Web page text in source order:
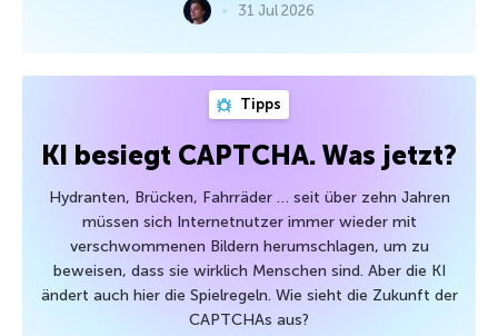
31 Jul 2026
Tipps
KI besiegt CAPTCHA. Was jetzt?
Hydranten, Brücken, Fahrräder … seit über zehn Jahren
müssen sich Internetnutzer immer wieder mit
verschwommenen Bildern herumschlagen, um zu
beweisen, dass sie wirklich Menschen sind. Aber die KI
ändert auch hier die Spielregeln. Wie sieht die Zukunft der
CAPTCHAs aus?